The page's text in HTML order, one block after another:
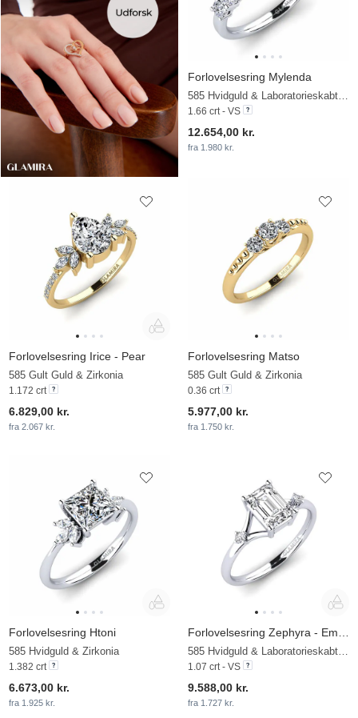
Forlovelsesring Mylenda
1.66 crt - VS
12.654,00 kr.
fra 1.980 kr.
Forlovelsesring Irice - Pear
585 Gult Guld & Zirkonia
1.172 crt
6.829,00 kr.
fra 2.067 kr.
Forlovelsesring Matso
585 Gult Guld & Zirkonia
0.36 crt
5.977,00 kr.
fra 1.750 kr.
Forlovelsesring Htoni
585 Hvidguld & Zirkonia
1.382 crt
6.673,00 kr.
fra 1.925 kr.
1.07 crt - VS
9.588,00 kr.
fra 1.727 kr.